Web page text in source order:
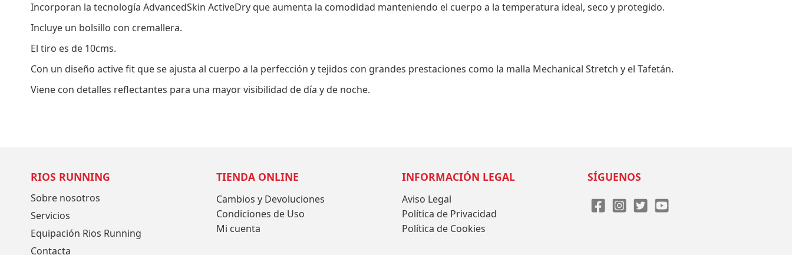
imágenes
Incorporan la tecnología AdvancedSkin ActiveDry que aumenta la comodidad manteniendo el cuerpo a la temperatura ideal, seco y protegido.
Incluye un bolsillo con cremallera.
El tiro es de 10cms.
Con un diseño active fit que se ajusta al cuerpo a la perfección y tejidos con grandes prestaciones como la malla Mechanical Stretch y el Tafetán.
Viene con detalles reflectantes para una mayor visibilidad de día y de noche.
RIOS RUNNING
Sobre nosotros
Servicios
Equipación Rios Running
Contacta
TIENDA ONLINE
Cambios y Devoluciones
Condiciones de Uso
Mi cuenta
INFORMACIÓN LEGAL
Aviso Legal
Política de Privacidad
Política de Cookies
SÍGUENOS